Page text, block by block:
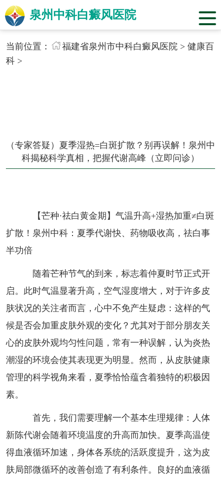
泉州中科白癜风医院
当前位置： 福建省泉州市中科白癜风医院> 健康百
科>
（专家答疑）夏季湿热=白斑扩散？别再误解！泉州中
科揭秘科学真相，把握代谢高峰（立即问诊）
【芒种·祛白黄金期】气温升高+湿热加重≠白斑
扩散！泉州中科：夏季代谢快、药物吸收高，祛白事
半功倍
随着芒种节气的到来，标志着仲夏时节正式开
启。此时气温显著升高，空气湿度增大，对于许多皮
肤状况的关注者而言，心中不免产生疑虑：这样的气
候是否会加重皮肤外观的变化？尤其对于部分朋友关
心的皮肤外观均匀性问题，常有一种误解，认为炎热
潮湿的环境会使其表现更为明显。然而，从皮肤健康
管理的科学视角来看，夏季恰恰蕴含着独特的积极因
素。
首先，我们需要理解一个基本生理规律：人体
新陈代谢会随着环境温度的升高而加快。夏季高温使
得血液循环加速，身体各系统的活跃度提升，这为皮
肤局部微循环的改善创造了有利条件。良好的血液循